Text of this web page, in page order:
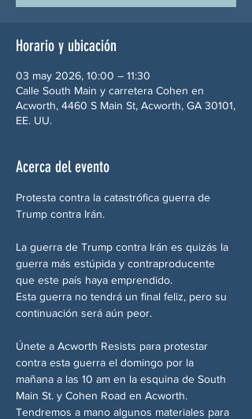
Horario y ubicación
03 may 2026, 10:00 – 11:30
Calle South Main y carretera Cohen en
Acworth, 4460 S Main St, Acworth, GA 30101,
EE. UU.
Acerca del evento
Protesta contra la catastrófica guerra de
Trump contra Irán.
La guerra de Trump contra Irán es quizás la
guerra más estúpida y contraproducente
que este país haya emprendido.
Esta guerra no tendrá un final feliz, pero su
continuación será aún peor.
Únete a Acworth Resists para protestar
contra esta guerra el domingo por la
mañana a las 10 am en la esquina de South
Main St. y Cohen Road en Acworth.
Tendremos a mano algunos materiales para